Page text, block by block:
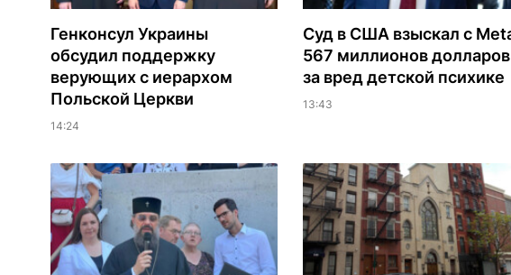
Генконсул Украины
обсудил поддержку
верующих с иерархом
Польской Церкви
14:24
Суд в США взыскал с
567 миллионов долларов
за вред детской психике
13:43